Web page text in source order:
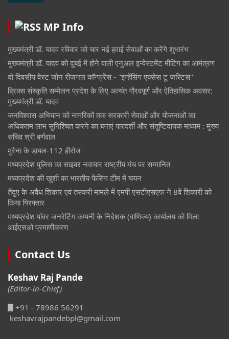
MP Info
मुख्यमंत्री डॉ. यादव रविवार को चार नई हवाई सेवाओं का करेंगे शुभारंभ
मुख्यमंत्री डॉ. यादव को दुबई में होने वाली एनुअल इन्वेस्टमेंट मीटिंग का आमंत्रण
दो दिवसीय वेस्ट जोन रीजनल कॉन्फ्रेंस - "इन्हेंसिंग एक्सेस टू जस्टिस"
ब्रिक्स संस्कृति सम्मेलन प्रदेश के लिए अत्यंत गौरवपूर्ण और ऐतिहासिक अवसर:
मुख्यमंत्री डॉ. यादव
जनविश्वास अभियान को नागरिकों तक सरकारी सेवाओं और योजनाओं का
अधिकतम लाभ सुनिश्चित करने का बनाएं पारदर्शी और संतुष्टिदायक माध्यम : मुख्य
सचिव श्री बर्णवाल
मुरैना के डायल-112 हीरोज
मध्यप्रदेश पुलिस का साइबर नवाचार राष्ट्रीय मंच पर सम्मानित
मध्यप्रदेश की खुशी का भारतीय फेंसिंग टीम में चयन
तेंदुए के अवैध शिकार एवं तस्करी मामले में एमपी एसटीएसएफ ने 8वें शिकारी को
किया गिरफ्तार
मध्यप्रदेश पॉवर जनरेटिंग कम्पनी के निदेशक (वाणिज्य) कार्यालय को मिला
आईएसओ प्रमाणीकरण
Contact Us
Keshav Raj Pande
(Editor-in-Chief)
+91 - 78986 56291
keshavrajpandebpl@gmail.com